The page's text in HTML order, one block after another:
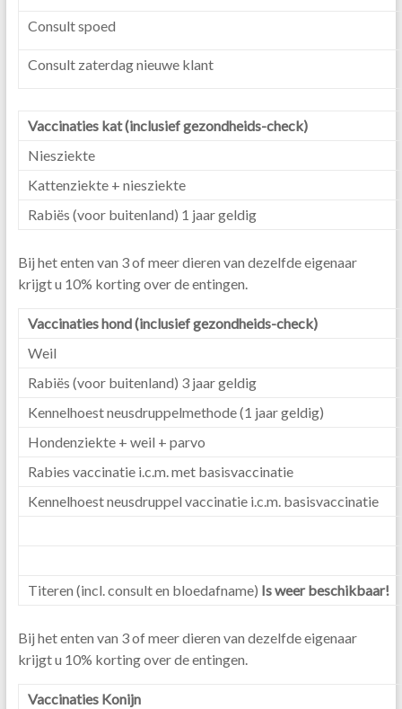
Consult spoed
Consult zaterdag nieuwe klant
Vaccinaties kat (inclusief gezondheids-check)
Niesziekte
Kattenziekte + niesziekte
Rabiës (voor buitenland) 1 jaar geldig
Bij het enten van 3 of meer dieren van dezelfde eigenaar
krijgt u 10% korting over de entingen.
Vaccinaties hond (inclusief gezondheids-check)
Weil
Rabiës (voor buitenland) 3 jaar geldig
Kennelhoest neusdruppelmethode (1 jaar geldig)
Hondenziekte + weil + parvo
Rabies vaccinatie i.c.m. met basisvaccinatie
Kennelhoest neusdruppel vaccinatie i.c.m. basisvaccinatie
Titeren (incl. consult en bloedafname) Is weer beschikbaar!
Bij het enten van 3 of meer dieren van dezelfde eigenaar
krijgt u 10% korting over de entingen.
Vaccinaties Konijn